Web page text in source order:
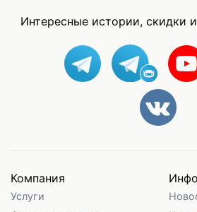
Интересные истории, скидки
Компания
Услуги